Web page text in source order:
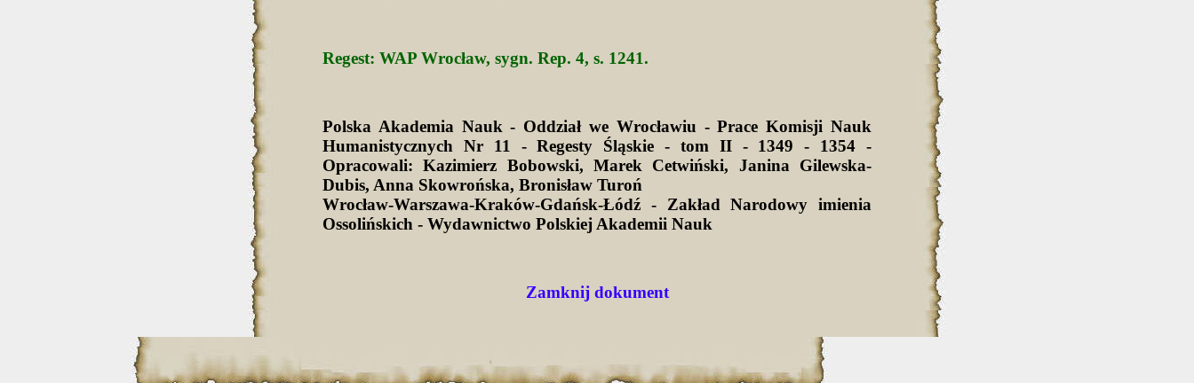
Regest: WAP Wrocław, sygn. Rep. 4, s. 1241.
Polska Akademia Nauk - Oddział we Wrocławiu - Prace Komisji Nauk
Humanistycznych Nr 11 - Regesty Śląskie - tom II - 1349 - 1354 -
Opracowali: Kazimierz Bobowski, Marek Cetwiński, Janina Gilewska-
Dubis, Anna Skowrońska, Bronisław Turoń
Wrocław-Warszawa-Kraków-Gdańsk-Łódź - Zakład Narodowy imienia
Ossolińskich - Wydawnictwo Polskiej Akademii Nauk
Zamknij dokument